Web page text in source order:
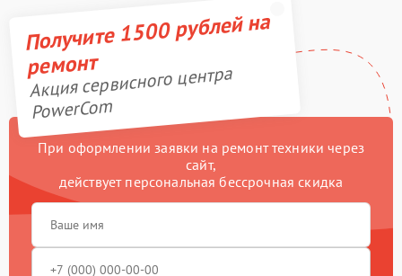
Получите 1500 рублей на
ремонт
Акция сервисного центра
PowerCom
При оформлении заявки на ремонт техники через
сайт,
действует персональная бессрочная скидка